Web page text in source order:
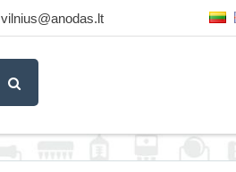
vilnius@anodas.lt